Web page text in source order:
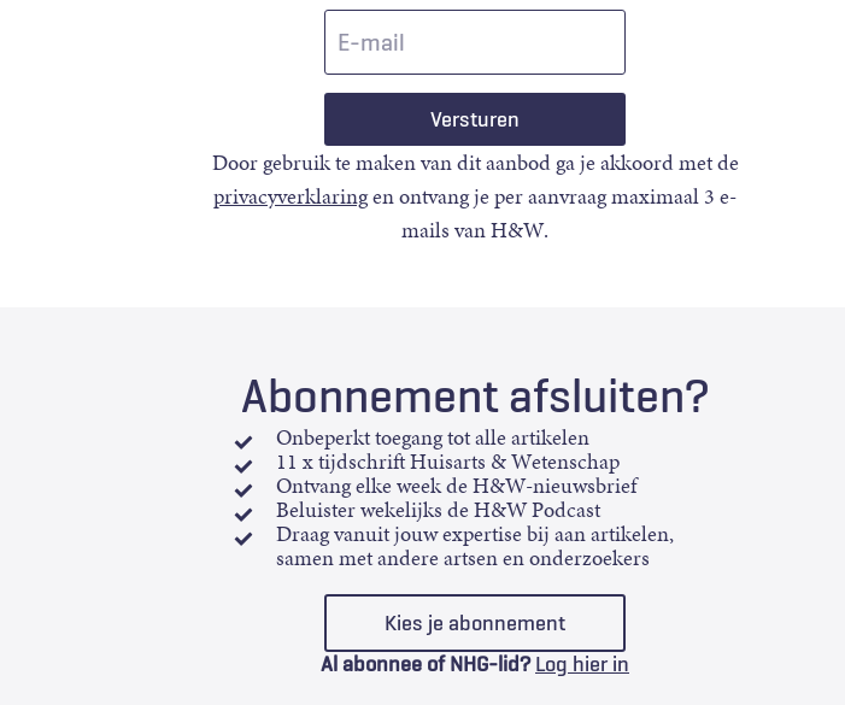
Door gebruik te maken van dit aanbod ga je akkoord met de
privacyverklaringen ontvang je per aanvraag maximaal 3 e-
mails van H&W.
Abonnement afsluiten?
Onbeperkt toegang tot alle artikelen
11 x tijdschrift Huisarts & Wetenschap
Ontvang elke week de H&W-nieuwsbrief
Beluister wekelijks de H&W Podcast
Draag vanuit jouw expertise bij aan artikelen,
samen met andere artsen en onderzoekers
Kies je abonnement
Al abonnee of NHG-lid? Log hier in